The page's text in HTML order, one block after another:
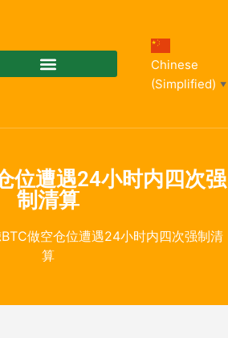
Chinese
(Simplified)
▼
位遭遇24小时内四次强
制清算
做空仓位遭遇24小时内四次强制清
算